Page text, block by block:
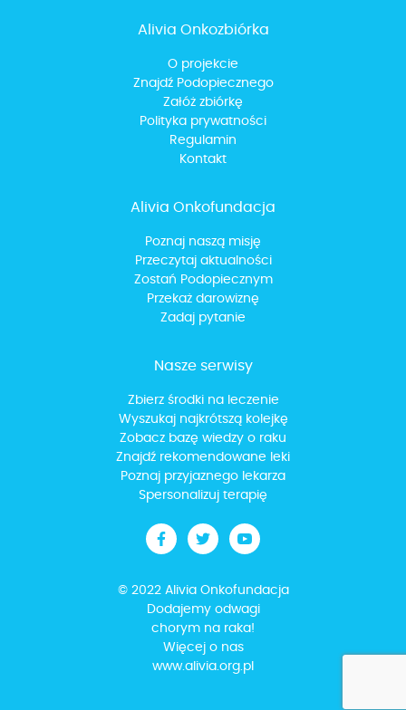
Alivia Onkozbiórka
O projekcie
Znajdź Podopiecznego
Załóż zbiórkę
Polityka prywatności
Regulamin
Kontakt
Alivia Onkofundacja
Poznaj naszą misję
Przeczytaj aktualności
Zostań Podopiecznym
Przekaż darowiznę
Zadaj pytanie
Nasze serwisy
Zbierz środki na leczenie
Wyszukaj najkrótszą kolejkę
Zobacz bazę wiedzy o raku
Znajdź rekomendowane leki
Poznaj przyjaznego lekarza
Spersonalizuj terapię
© 2022 Alivia Onkofundacja
Dodajemy odwagi
chorym na raka!
Więcej o nas
www.alivia.org.pl